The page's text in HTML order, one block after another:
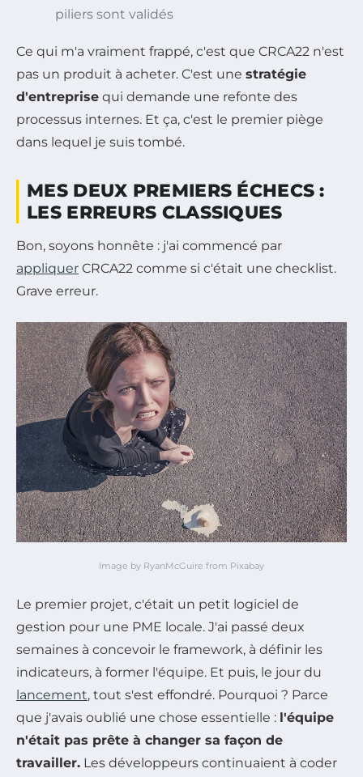
piliers sont validés
Ce qui m'a vraiment frappé, c'est que CRCA22 n'est
pas un produit à acheter. C'est une stratégie
d'entreprise qui demande une refonte des
processus internes. Et ça, c'est le premier piège
dans lequel je suis tombé.
MES DEUX PREMIERS ÉCHECS :
LES ERREURS CLASSIQUES
Bon, soyons honnête : j'ai commencé par
appliquer CRCA22 comme si c'était une checklist.
Grave erreur.
Image by RyanMcGuire from Pixabay
Le premier projet, c'était un petit logiciel de
gestion pour une PME locale. J'ai passé deux
semaines à concevoir le framework, à définir les
indicateurs, à former l'équipe. Et puis, le jour du
lancement, tout s'est effondré. Pourquoi ? Parce
que j'avais oublié une chose essentielle : l'équipe
n'était pas prête à changer sa façon de
travailler. Les développeurs continuaient à coder